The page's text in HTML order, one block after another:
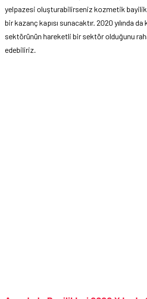
yelpazesi oluşturabilirseniz kozmetik
bir kazanç kapısı sunacaktır. 2020 yılında
sektörünün hareketli bir sektör olduğunu
edebiliriz.